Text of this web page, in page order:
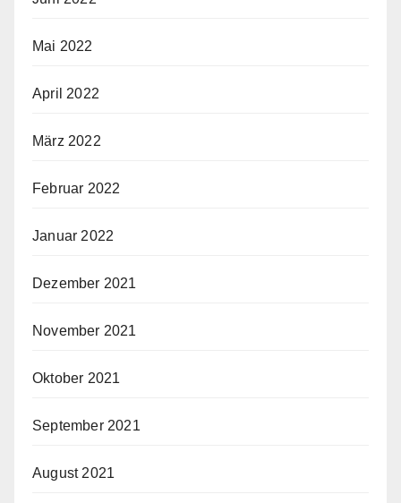
Mai 2022
April 2022
März 2022
Februar 2022
Januar 2022
Dezember 2021
November 2021
Oktober 2021
September 2021
August 2021